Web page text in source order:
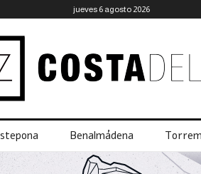
jueves 6 agosto 2026
Benalmádena